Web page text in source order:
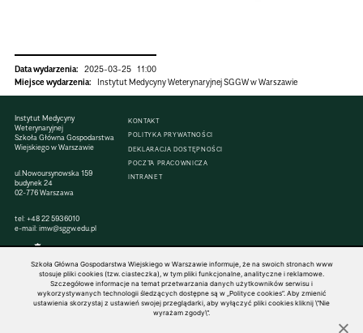
Data wydarzenia: 2025-03-25 11:00
Miejsce wydarzenia:
Instytut Medycyny Weterynaryjnej SGGW w Warszawie
Instytut Medycyny
Weterynaryjnej
Szkoła Główna Gospodarstwa
Wiejskiego w Warszawie
ul.Nowoursynowska 159
budynek 24
02-776 Warszawa
tel:+48 22 5936010
e-mail:imw@sggw.edu.pl
KONTAKT
POLITYKA PRYWATNOŚCI
DEKLARACJA DOSTĘPNOŚCI
POCZTA PRACOWNICZA
INTRANET
© 1816–2026 SGGW — ALL RIGHTS RESERVED
Szkoła Główna Gospodarstwa Wiejskiego w Warszawie informuje, że na swoich stronach www
stosuje pliki cookies (tzw. ciasteczka), w tym pliki funkcjonalne, analityczne i reklamowe.
Szczegółowe informacje na temat przetwarzania danych użytkowników serwisu i
wykorzystywanych technologii śledzących dostępne są w „Polityce cookies”. Aby zmienić
ustawienia skorzystaj z ustawień swojej przeglądarki, aby wyłączyć pliki cookies kliknij \"Nie
wyrażam zgody\".